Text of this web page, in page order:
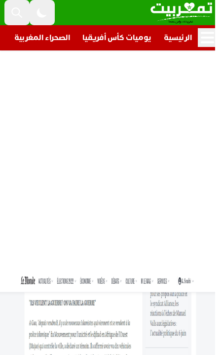
الرئيسية يوميات كأس أفريقيا الصحراء المغربية